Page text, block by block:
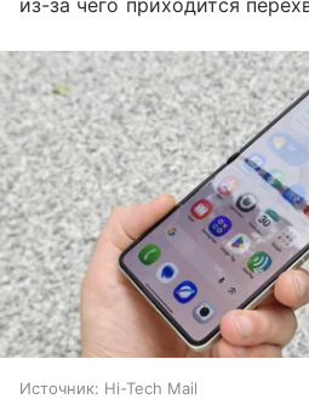
из-за чего приходится
Источник: Hi-Tech Mail